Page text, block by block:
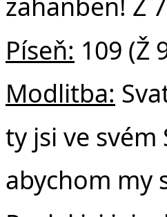
Píseň: 109 (Ž
Modlitba:
ty jsi ve
abychom my